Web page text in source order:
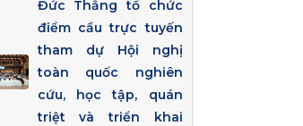
Đức Thắng tổ chức
điểm cầu trực tuyến
tham dự Hội nghị
toàn quốc nghiên
cứu, học tập, quán
triệt và triển khai